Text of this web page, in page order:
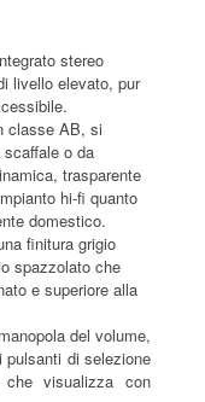
stereo
livello elevato, pur
classe AB, si
o da
trasparente
hi-fi quanto
domestico.
finitura grigio
spazzolato che
e superiore alla
del volume,
pulsanti di selezione
visualizza con